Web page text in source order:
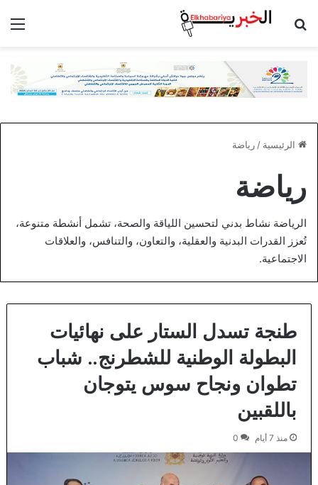
بحث عن
الرئيسية / رياضة
رياضة
الرياضة نشاط بدني لتحسين اللياقة والصحة، تشمل أنشطة متنوعة،
تُعزز القدرات البدنية والعقلية، والتعاون، والتنافس، والعلاقات
الاجتماعية.
طنجة تسدل الستار على نهائيات
البطولة الوطنية للشطرنج.. شباب
تطوان ونجاح سوس يتوجان
باللقبين
منذ 7 أيام 0